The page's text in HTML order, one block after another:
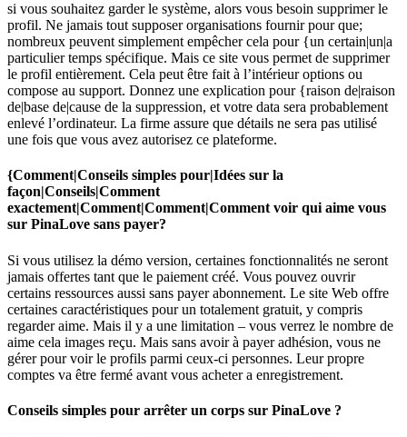
si vous souhaitez garder le système, alors vous besoin supprimer le
profil. Ne jamais tout supposer organisations fournir pour que;
nombreux peuvent simplement empêcher cela pour {un certain|un|a
particulier temps spécifique. Mais ce site vous permet de supprimer
le profil entièrement. Cela peut être fait à l’intérieur options ou
compose au support. Donnez une explication pour {raison de|raison
de|base de|cause de la suppression, et votre data sera probablement
enlevé l’ordinateur. La firme assure que détails ne sera pas utilisé
une fois que vous avez autorisez ce plateforme.
{Comment|Conseils simples pour|Idées sur la
façon|Conseils|Comment
exactement|Comment|Comment|Comment voir qui aime vous
sur PinaLove sans payer?
Si vous utilisez la démo version, certaines fonctionnalités ne seront
jamais offertes tant que le paiement créé. Vous pouvez ouvrir
certains ressources aussi sans payer abonnement. Le site Web offre
certaines caractéristiques pour un totalement gratuit, y compris
regarder aime. Mais il y a une limitation – vous verrez le nombre de
aime cela images reçu. Mais sans avoir à payer adhésion, vous ne
gérer pour voir le profils parmi ceux-ci personnes. Leur propre
comptes va être fermé avant vous acheter a enregistrement.
Conseils simples pour arrêter un corps sur PinaLove ?